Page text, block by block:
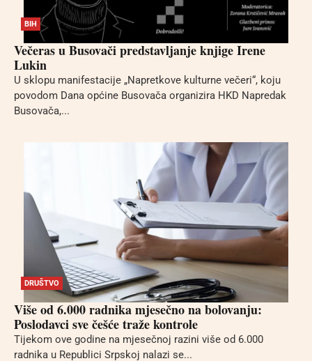
BIH
Večeras u Busovači predstavljanje knjige Irene
Lukin
U sklopu manifestacije „Napretkove kulturne večeri“, koju
povodom Dana općine Busovača organizira HKD Napredak
Busovača,...
DRUŠTVO
Više od 6.000 radnika mjesečno na bolovanju:
Poslodavci sve češće traže kontrole
Tijekom ove godine na mjesečnoj razini više od 6.000
radnika u Republici Srpskoj nalazi se...